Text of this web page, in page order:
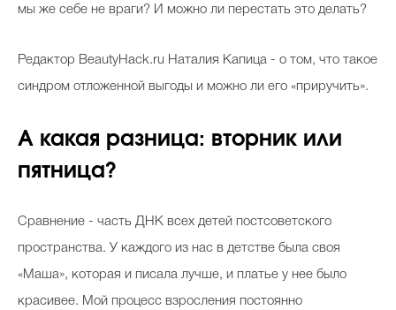
Хит недели от визажиста
Celebrity дня
мы же себе не враги? И можно ли перестать это делать?
Редактор BeautyHack.ru Наталия Капица - о том, что такое
синдром отложенной выгоды и можно ли его «приручить».
А какая разница: вторник или
пятница?
Сравнение - часть ДНК всех детей постсоветского
пространства. У каждого из нас в детстве была своя
«Маша», которая и писала лучше, и платье у нее было
красивее. Мой процесс взросления постоянно